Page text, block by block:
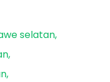
selatan